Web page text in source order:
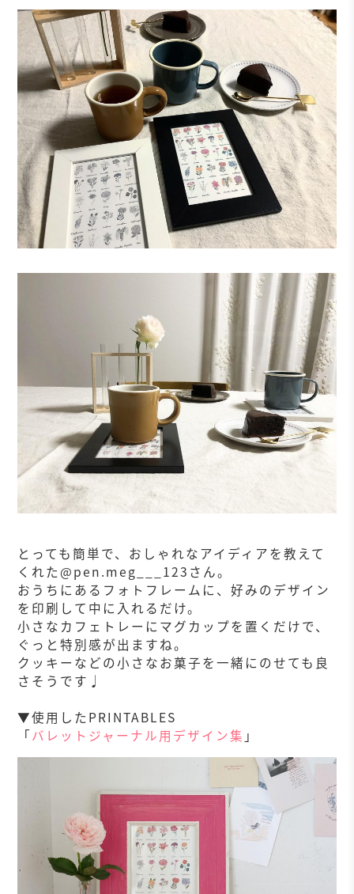
とっても簡単で、おしゃれなアイディアを教えて
くれた@pen.meg___123さん。
おうちにあるフォトフレームに、好みのデザイン
を印刷して中に入れるだけ。
小さなカフェトレーにマグカップを置くだけで、
ぐっと特別感が出ますね。
クッキーなどの小さなお菓子を一緒にのせても良
さそうです♩
▼使用したPRINTABLES
「バレットジャーナル用デザイン集 」